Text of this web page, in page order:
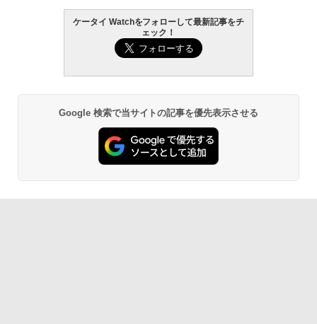
ケータイ Watchをフォローして最新記事をチ
ェック！
Google 検索で当サイトの記事を優先表示させる